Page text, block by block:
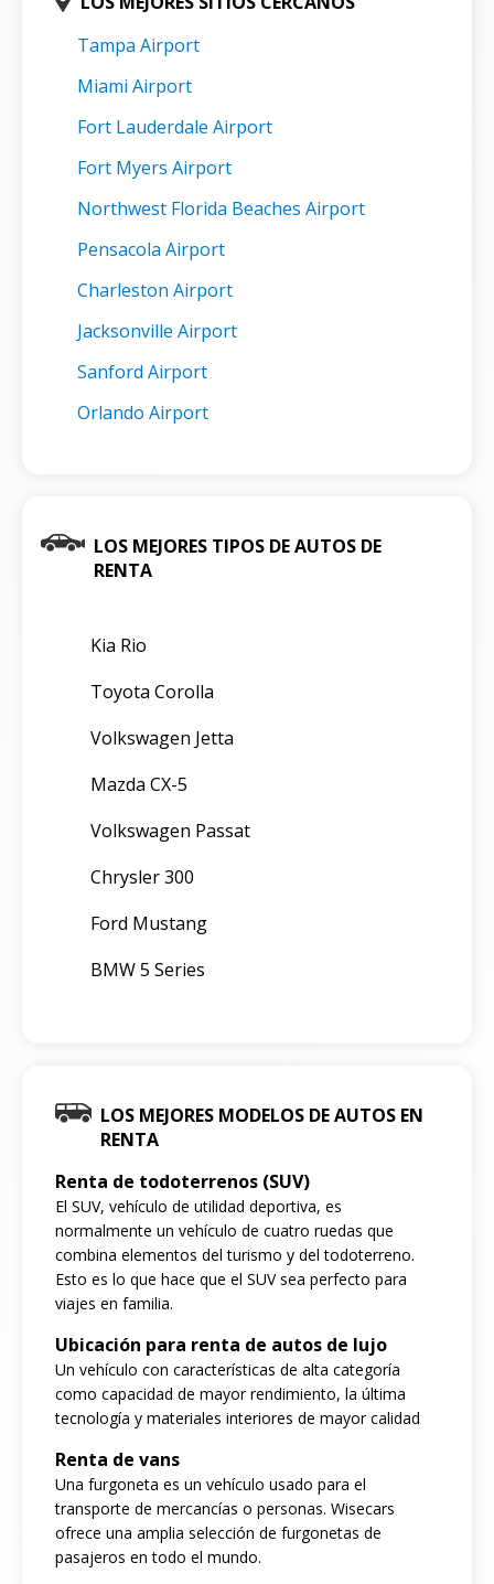
Tampa Airport
Miami Airport
Fort Lauderdale Airport
Fort Myers Airport
Northwest Florida Beaches Airport
Pensacola Airport
Charleston Airport
Jacksonville Airport
Sanford Airport
Orlando Airport
LOS MEJORES TIPOS DE AUTOS DE
RENTA
Kia Rio
Toyota Corolla
Volkswagen Jetta
Mazda CX-5
Volkswagen Passat
Chrysler 300
Ford Mustang
BMW 5 Series
LOS MEJORES MODELOS DE AUTOS EN
RENTA
Renta de todoterrenos (SUV)
El SUV, vehículo de utilidad deportiva, es
normalmente un vehículo de cuatro ruedas que
combina elementos del turismo y del todoterreno.
Esto es lo que hace que el SUV sea perfecto para
viajes en familia.
Ubicación para renta de autos de lujo
Un vehículo con características de alta categoría
como capacidad de mayor rendimiento, la última
tecnología y materiales interiores de mayor calidad
Renta de vans
Una furgoneta es un vehículo usado para el
transporte de mercancías o personas. Wisecars
ofrece una amplia selección de furgonetas de
pasajeros en todo el mundo.